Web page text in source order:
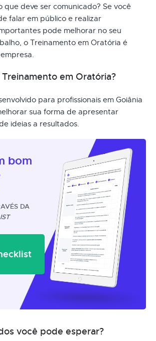
que deve ser comunicado? Se você
falar em público e realizar
pode melhorar no seu
o Treinamento em Oratória é
em Oratória?
para profissionais em Goiânia
sua forma de apresentar
ideias a resultados.
bom
DA
você pode esperar?